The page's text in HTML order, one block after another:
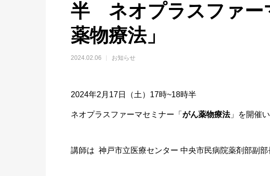
半 ネオプラスファー
薬物療法」
2024.02.06 お知らせ
2024年2月17日（土）17時~18時半
ネオプラスファーマセミナー「 がん薬物療法」を開催
講師は 神戸市立医療センター 中央市民病院薬剤部副部